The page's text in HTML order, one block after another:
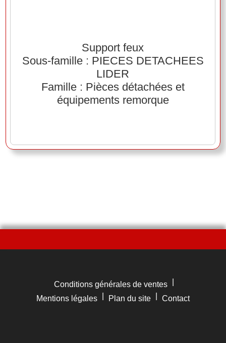
Support feux
Sous-famille : PIECES DETACHEES
LIDER
Famille : Pièces détachées et
équipements remorque
Conditions générales de ventes
Mentions légales
Plan du site Contact